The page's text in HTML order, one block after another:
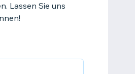
Lassen Sie uns